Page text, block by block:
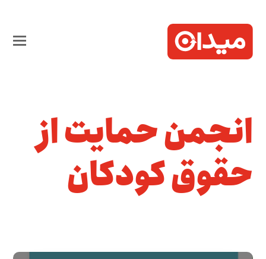
انجمن حمایت از
حقوق کودکان